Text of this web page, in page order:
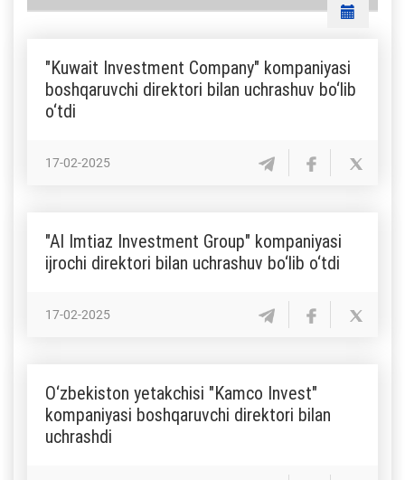
"Kuwait Investment Company" kompaniyasi
boshqaruvchi direktori bilan uchrashuv bo‘lib
o‘tdi
17-02-2025
"Al Imtiaz Investment Group" kompaniyasi
ijrochi direktori bilan uchrashuv bo‘lib o‘tdi
17-02-2025
O‘zbekiston yetakchisi "Kamco Invest"
kompaniyasi boshqaruvchi direktori bilan
uchrashdi